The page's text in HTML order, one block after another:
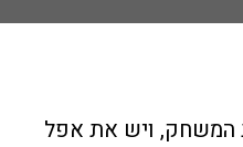
ויש את אפל